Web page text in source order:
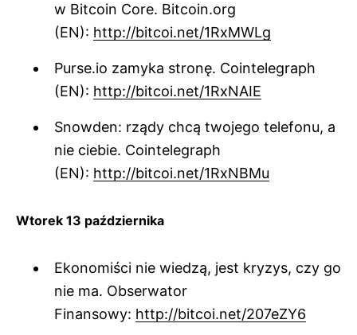
w Bitcoin Core. Bitcoin.org
(EN): http://bitcoi.net/1RxMWLg
Purse.io zamyka stronę. Cointelegraph
(EN): http://bitcoi.net/1RxNAIE
Snowden: rządy chcą twojego telefonu, a
nie ciebie. Cointelegraph
(EN): http://bitcoi.net/1RxNBMu
Wtorek 13 października
Ekonomiści nie wiedzą, jest kryzys, czy go
nie ma. Obserwator
Finansowy: http://bitcoi.net/207eZY6